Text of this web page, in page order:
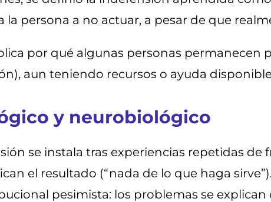
la persona a no actuar, a pesar de que
por qué algunas personas permanecen
aun teniendo recursos o ayuda
y neurobiológico
se instala tras experiencias repetidas
el resultado (“nada de lo que haga sirve”).
pesimista: los problemas se